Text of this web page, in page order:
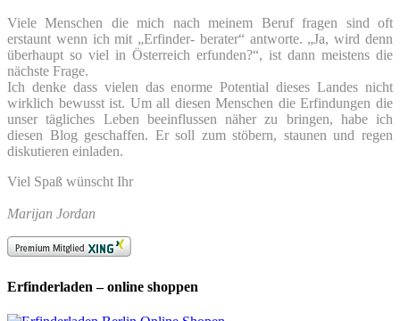
Viele Menschen die mich nach meinem Beruf fragen sind oft
erstaunt wenn ich mit „Erfinder- berater“ antworte. „Ja, wird denn
überhaupt so viel in Österreich erfunden?“, ist dann meistens die
nächste Frage.
Ich denke dass vielen das enorme Potential dieses Landes nicht
wirklich bewusst ist. Um all diesen Menschen die Erfindungen die
unser tägliches Leben beeinflussen näher zu bringen, habe ich
diesen Blog geschaffen. Er soll zum stöbern, staunen und regen
diskutieren einladen.
Viel Spaß wünscht Ihr
Marijan Jordan
Erfinderladen – online shoppen